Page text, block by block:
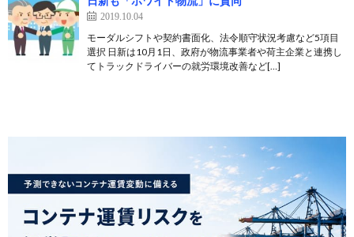
2019.10.04
モーダルシフトや契約書面化、法令順守状況考慮など5項目
選択 日新は10月1日、政府が物流事業者や荷主企業と連携し
てトラックドライバーの就労環境改善など[…]